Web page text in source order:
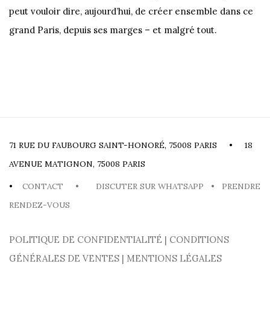
peut vouloir dire, aujourd’hui, de créer ensemble dans ce
grand Paris, depuis ses marges – et malgré tout.
71 RUE DU FAUBOURG SAINT-HONORÉ, 75008 PARIS • 18
AVENUE MATIGNON, 75008 PARIS
• CONTACT • DISCUTER SUR WHATSAPP •
PRENDRE
RENDEZ-VOUS
POLITIQUE DE CONFIDENTIALITÉ | CONDITIONS
GÉNÉRALES DE VENTES | MENTIONS LÉGALES